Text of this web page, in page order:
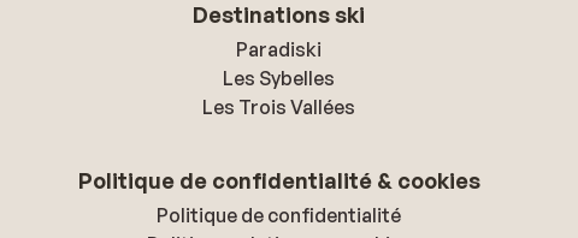
Destinations ski
Paradiski
Les Sybelles
Les Trois Vallées
Politique de confidentialité & cookies
Politique de confidentialité